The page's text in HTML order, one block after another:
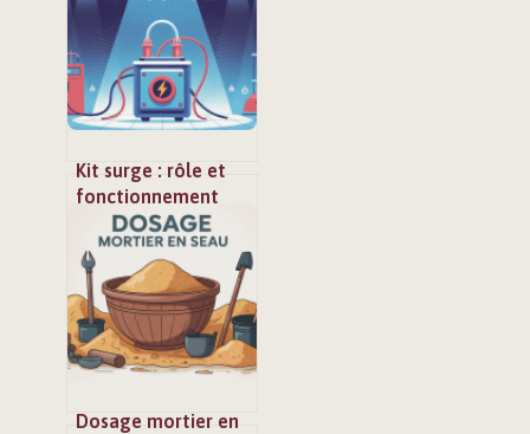
Kit surge : rôle et
fonctionnement
dans la protection
électrique
Dosage mortier en